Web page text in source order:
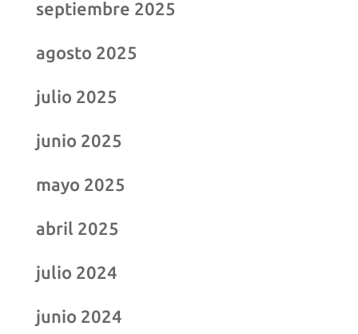
septiembre 2025
agosto 2025
julio 2025
junio 2025
mayo 2025
abril 2025
julio 2024
junio 2024